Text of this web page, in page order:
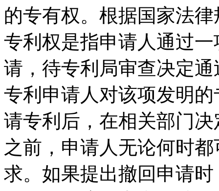
的专有权。根据国家法
专利权是指申请人通过
请，待专利局审查决定
专利申请人对该项发明
请专利后，在相关部门
之前，申请人无论何时
求。如果提出撤回申请